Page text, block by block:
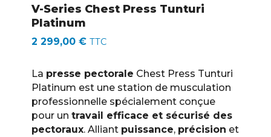
V-Series Chest Press Tunturi
Platinum
2 299,00€ TTC
La presse pectorale Chest Press Tunturi
Platinum est une station de musculation
professionnelle spécialement conçue
pour untravail efficace et sécurisé des
pectoraux. Alliant puissance, précision et